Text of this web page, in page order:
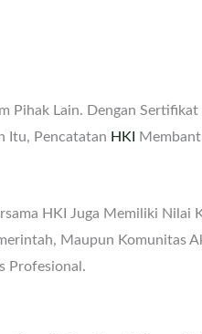
Pihak Lain. Dengan
Itu, Pencatatan HKI
HKI Juga Memiliki Nilai
Maupun Komunitas
Profesional.